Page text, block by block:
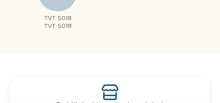
TVT S018
TVT S018